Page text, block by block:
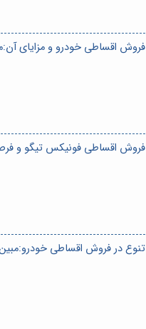
فروش اقساطی خودرو و مزایای
فروش اقساطی فونیکس تیگو و
تنوع در فروش اقساطی